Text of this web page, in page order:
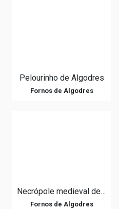
Pelourinho de Algodres
Fornos de Algodres
Necrópole medieval de Forcadas
Fornos de Algodres